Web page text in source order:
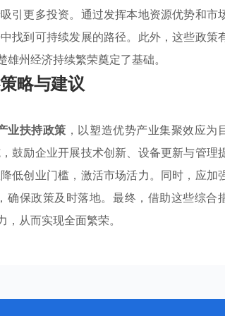
引更多投资。通过发挥本地资源优势和市
找到可持续发展的路径。此外，这些政策
州经济持续繁荣奠定了基础。
略与建议
业扶持政策 ，以塑造优势产业集聚效应为
鼓励企业开展技术创新、设备更新与管理
低创业门槛，激活市场活力。同时，应加
保政策及时落地。最终，借助这些综合
从而实现全面繁荣。